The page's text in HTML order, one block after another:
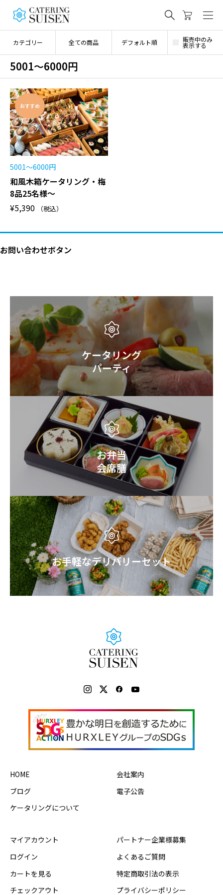
カテゴリー 全ての商品 デフォルト順 販売中のみ
表示する
5001～6000円
おすすめ
5001～6000円
和風木箱ケータリング・梅
8品25名様～
¥5,390 （税込）
お問い合わせボタン
ケータリング
パーティ
お弁当
会席膳
お手軽なデリバリーセット
HOME
ブログ
ケータリングについて
会社案内
電子公告
マイアカウント
ログイン
カートを見る
チェックアウト
パートナー企業様募集
よくあるご質問
特定商取引法の表示
プライバシーポリシー